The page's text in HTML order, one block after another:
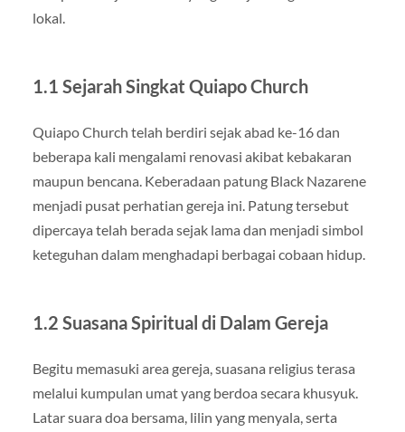
lokal.
1.1 Sejarah Singkat Quiapo Church
Quiapo Church telah berdiri sejak abad ke-16 dan
beberapa kali mengalami renovasi akibat kebakaran
maupun bencana. Keberadaan patung Black Nazarene
menjadi pusat perhatian gereja ini. Patung tersebut
dipercaya telah berada sejak lama dan menjadi simbol
keteguhan dalam menghadapi berbagai cobaan hidup.
1.2 Suasana Spiritual di Dalam Gereja
Begitu memasuki area gereja, suasana religius terasa
melalui kumpulan umat yang berdoa secara khusyuk.
Latar suara doa bersama, lilin yang menyala, serta